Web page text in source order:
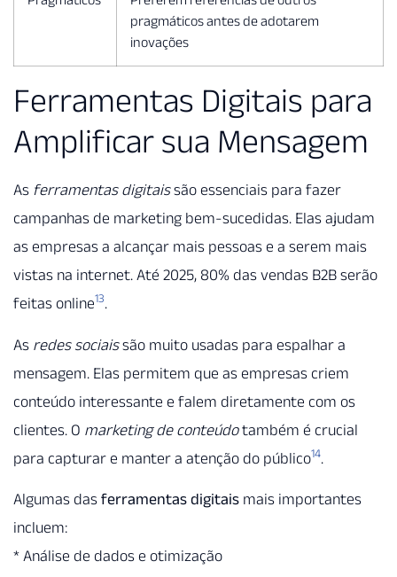
pragmáticos antes de adotarem
inovações
Ferramentas Digitais para
Amplificar sua Mensagem
As ferramentas digitaissão essenciais para fazer
campanhas de marketing bem-sucedidas. Elas ajudam
as empresas a alcançar mais pessoas e a serem mais
vistas na internet. Até 2025, 80% das vendas B2B serão
feitas online13.
As redes sociaissão muito usadas para espalhar a
mensagem. Elas permitem que as empresas criem
conteúdo interessante e falem diretamente com os
clientes. O marketing de conteúdotambém é crucial
para capturar e manter a atenção do público14.
Algumas das ferramentas digitais mais importantes
incluem:
* Análise de dados e otimização